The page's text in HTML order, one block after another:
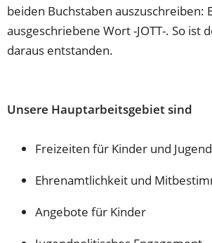
beiden Buchstaben auszuschreiben:
ausgeschriebene Wort -JOTT-. So ist
daraus entstanden.
Unsere Hauptarbeitsgebiet sind
Freizeiten für Kinder und
Ehrenamtlichkeit und
Angebote für Kinder